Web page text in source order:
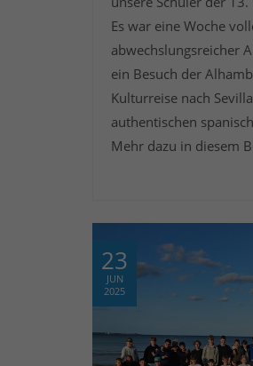
Es war eine Woche
abwechslungsreicher
ein Besuch der
Kulturreise nach
authentischen
Mehr dazu in diesem
23
JUN
2025